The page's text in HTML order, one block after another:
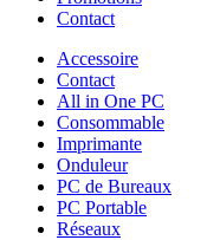
Contact
Accessoire
Contact
All in One PC
Consommable
Imprimante
Onduleur
PC de Bureaux
PC Portable
Réseaux